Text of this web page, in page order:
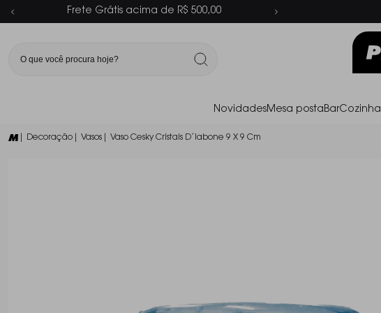
Parcelamento em até 6x sem juros
NovidadesMesa postaBarCozinha
| Decoração | Vasos | Vaso Cesky Cristais D´labone 9 X 9 Cm